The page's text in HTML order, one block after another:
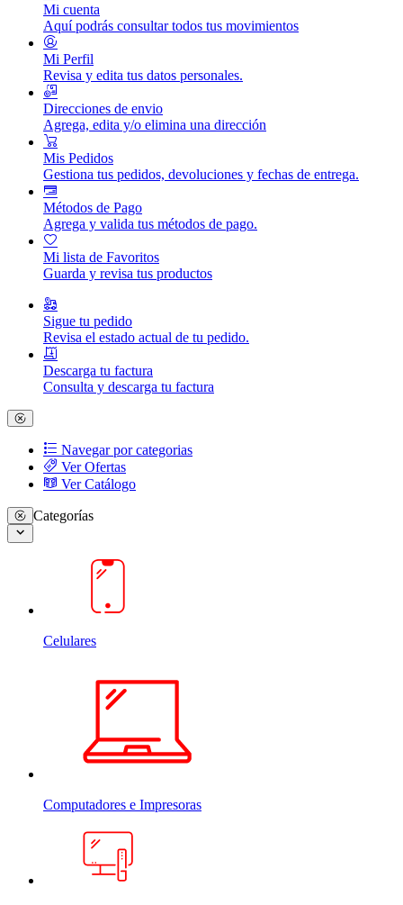
Mi cuenta
Aquí podrás consultar todos tus movimientos
Mi Perfil
Revisa y edita tus datos personales.
Direcciones de envio
Agrega, edita y/o elimina una dirección
Mis Pedidos
Gestiona tus pedidos, devoluciones y fechas de entrega.
Métodos de Pago
Agrega y valida tus métodos de pago.
Mi lista de Favoritos
Guarda y revisa tus productos
Sigue tu pedido
Revisa el estado actual de tu pedido.
Descarga tu factura
Consulta y descarga tu factura
Navegar por categorias
Ver Ofertas
Ver Catálogo
Categorías
Celulares
Computadores e Impresoras